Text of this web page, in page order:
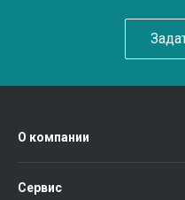
О компании
Сервис